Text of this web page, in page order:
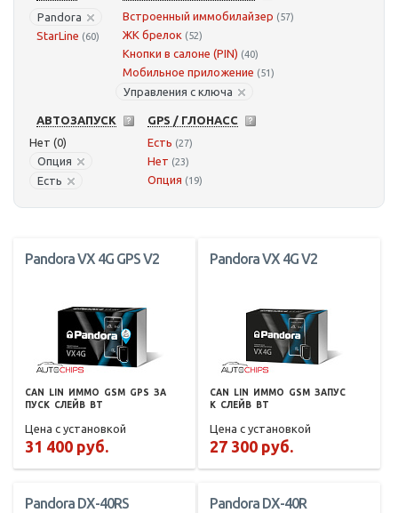
Pandora
StarLine (60)
Встроенный иммобилайзер (57)
ЖК брелок (52)
Кнопки в салоне (PIN) (40)
Мобильное приложение (51)
Управления с ключа
АВТОЗАПУСК
Нет (0)
Опция
Есть
GPS / ГЛОНАСС
Есть (27)
Нет (23)
Опция (19)
Pandora VX 4G GPS V2
CAN LIN ИММО GSM GPS ЗА
ПУСК СЛЕЙВ BT
Цена с установкой
31 400 руб.
Pandora VX 4G V2
CAN LIN ИММО GSM ЗАПУС
К СЛЕЙВ BT
Цена с установкой
27 300 руб.
Pandora DX-40RS Pandora DX-40R